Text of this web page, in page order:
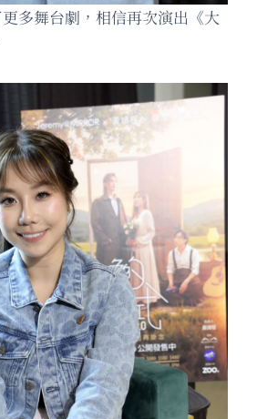
多舞台劇，相信再次演出《大